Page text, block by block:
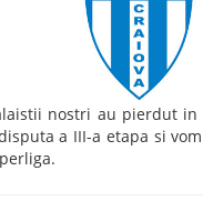
nostri au pierdut
a III-a etapa si